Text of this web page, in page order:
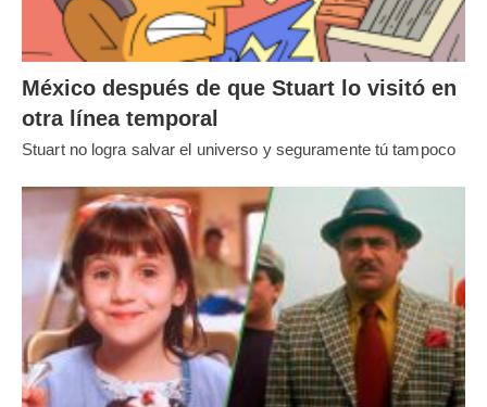
México después de que Stuart lo visitó en
otra línea temporal
Stuart no logra salvar el universo y seguramente tú tampoco